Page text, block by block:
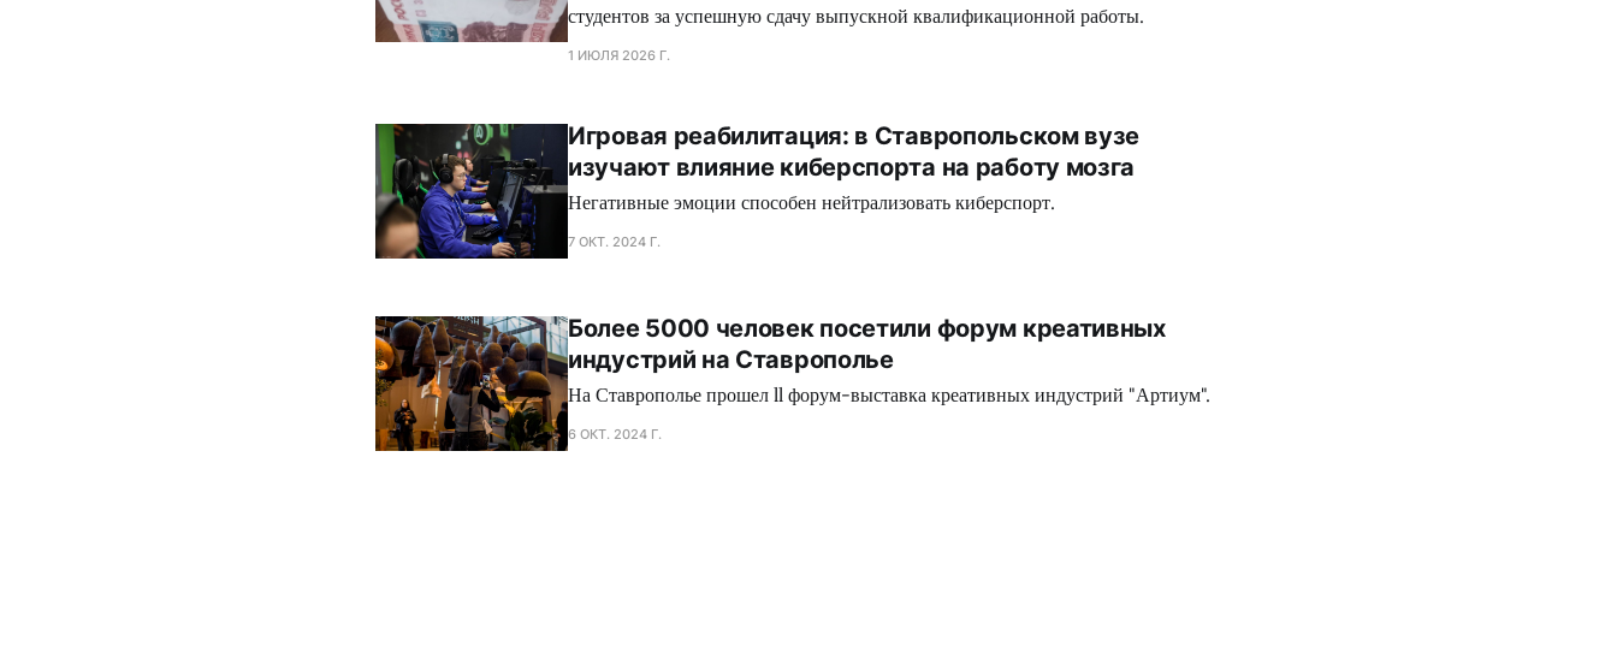
студентов за успешную сдачу выпускной квалификационной работы.
1 ИЮЛЯ 2026 Г.
Игровая реабилитация: в Ставропольском вузе
изучают влияние киберспорта на работу мозга
Негативные эмоции способен нейтрализовать киберспорт.
7 ОКТ. 2024 Г.
Более 5000 человек посетили форум креативных
индустрий на Ставрополье
На Ставрополье прошел ll форум-выставка креативных индустрий "Артиум".
6 ОКТ. 2024 Г.